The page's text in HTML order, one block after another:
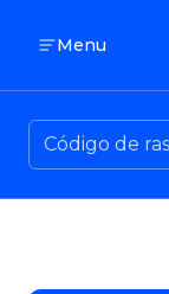
Menu